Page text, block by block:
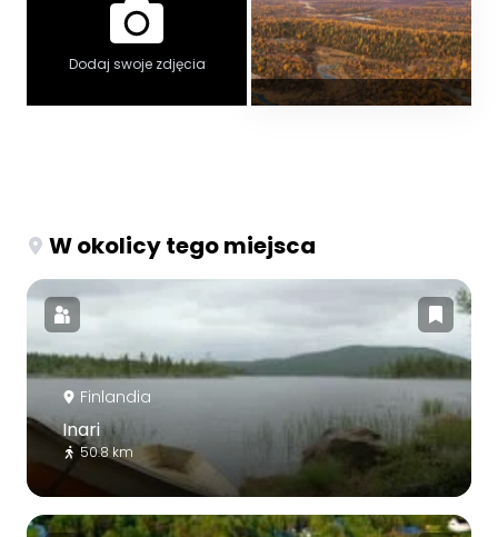
Dodaj swoje zdjęcia
W okolicy tego miejsca
Finlandia
Inari
50.8 km